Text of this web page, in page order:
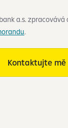
a.s.
.
Kontaktujte mě